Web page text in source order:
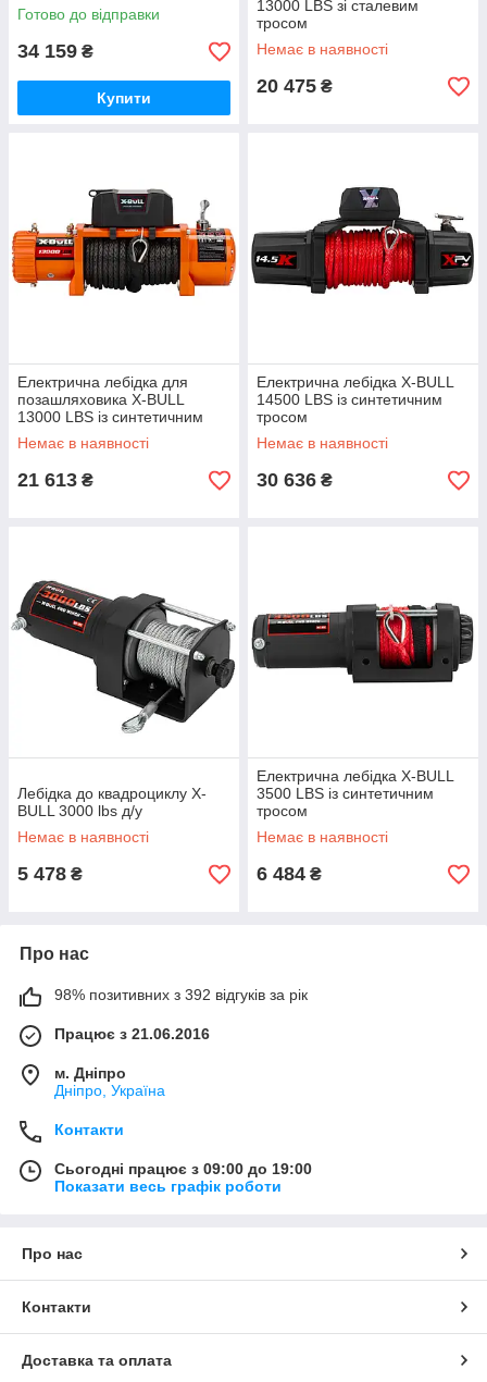
Готово до відправки
34 159 ₴
Купити
13000 LBS зі сталевим
тросом
Немає в наявності
20 475 ₴
Електрична лебідка для
позашляховика X-BULL
13000 LBS із синтетичним
тросом
Немає в наявності
21 613 ₴
Електрична лебідка X-BULL
14500 LBS із синтетичним
тросом
Немає в наявності
30 636 ₴
Лебідка до квадроциклу X-
BULL 3000 lbs д/у
Немає в наявності
5 478 ₴
Електрична лебідка X-BULL
3500 LBS із синтетичним
тросом
Немає в наявності
6 484 ₴
Про нас
98% позитивних з 392 відгуків за рік
Працює з 21.06.2016
м. Дніпро
Дніпро, Україна
Контакти
Сьогодні працює з 09:00 до 19:00
Показати весь графік роботи
Про нас
Контакти
Доставка та оплата